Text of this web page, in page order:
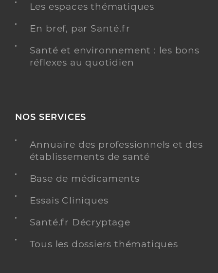
Les espaces thématiques
En bref, par Santé.fr
Santé et environnement : les bons
réflexes au quotidien
NOS SERVICES
Annuaire des professionnels et des
établissements de santé
Base de médicaments
Essais Cliniques
Santé.fr Décryptage
Tous les dossiers thématiques